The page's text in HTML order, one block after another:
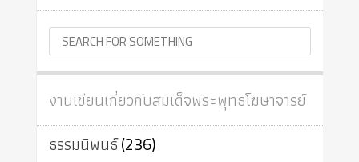
งานเขียนเกี่ยวกับสมเด็จพระพุทธโฆษาจารย์
ธรรมนิพนธ์(236)